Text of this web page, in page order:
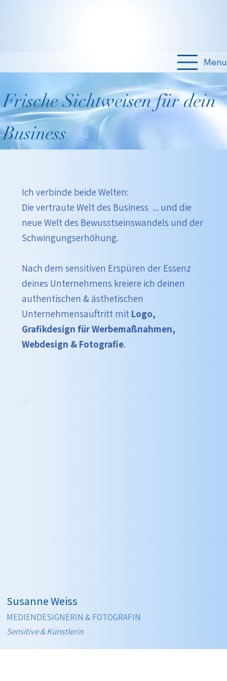
Menu
Frische Sichtweisen für dein
Business
Ich verbinde beide Welten:
Die vertraute Welt des Business ... und die
neue Welt des Bewusstseinswandels und der
Schwingungserhöhung.
Nach dem sensitiven Erspüren der Essenz
deines Unternehmens kreiere ich deinen
authentischen & ästhetischen
Unternehmensauftritt mit Logo,
Grafikdesign für Werbemaßnahmen,
Webdesign & Fotografie.
Susanne Weiss
MEDIENDESIGNERIN & FOTOGRAFIN
Sensitive & Künstlerin